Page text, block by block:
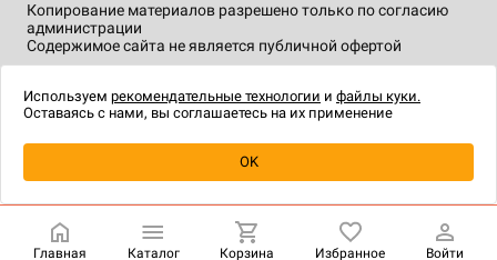
Уведомить о наличии
Копирование материалов разрешено только по согласию
администрации
Содержимое сайта не является публичной офертой
технологии.
Главная Каталог Корзина Избранное Войти
Используем рекомендательные технологии и файлы куки.
Оставаясь с нами, вы соглашаетесь на их применение
OK